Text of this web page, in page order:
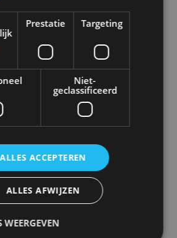
Prestatie Targeting
Niet-
geclassificeerd
ALLES ACCEPTEREN
ALLES AFWIJZEN
WEERGEVEN